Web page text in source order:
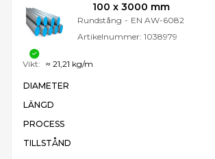
100 x 3000 mm
Rundstång - EN AW-6082
Artikelnummer: 1038979
DIAMETER
LÄNGD
PROCESS
TILLSTÅND
Vikt: ≈ 21,21 kg/m